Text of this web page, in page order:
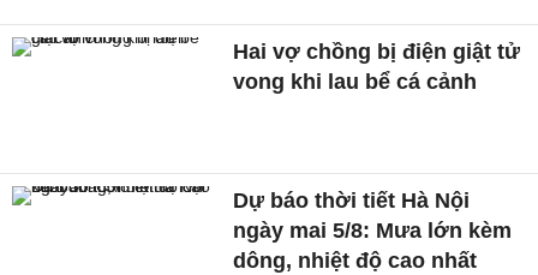
Hai vợ chồng bị điện giật tử
vong khi lau bể cá cảnh
Dự báo thời tiết Hà Nội
ngày mai 5/8: Mưa lớn kèm
dông, nhiệt độ cao nhất